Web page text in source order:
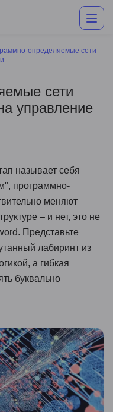
определяемые сети
сети
управление
называет себя
программно-
меняют
– и нет, это не
Представьте
лабиринт из
а гибкая
буквально